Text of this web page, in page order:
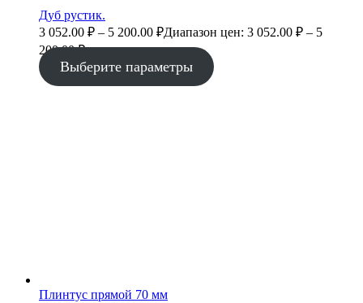
Дуб рустик.
3 052.00 ₽ – 5 200.00 ₽Диапазон цен: 3 052.00 ₽ – 5
200.00 ₽
Выберите параметры
Плинтус прямой 70 мм